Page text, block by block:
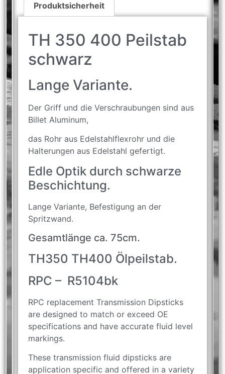
Produktsicherheit
TH 350 400 Peilstab
schwarz
Lange Variante.
Der Griff und die Verschraubungen sind aus
Billet Aluminum,
das Rohr aus Edelstahlflexrohr und die
Halterungen aus Edelstahl gefertigt.
Edle Optik durch schwarze
Beschichtung.
Lange Variante, Befestigung an der
Spritzwand.
Gesamtlänge ca. 75cm.
TH350 TH400 Ölpeilstab.
RPC – R5104bk
RPC replacement Transmission Dipsticks
are designed to match or exceed OE
specifications and have accurate fluid level
markings.
These transmission fluid dipsticks are
application specific and offered in a variety